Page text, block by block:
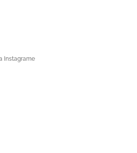
Instagrame